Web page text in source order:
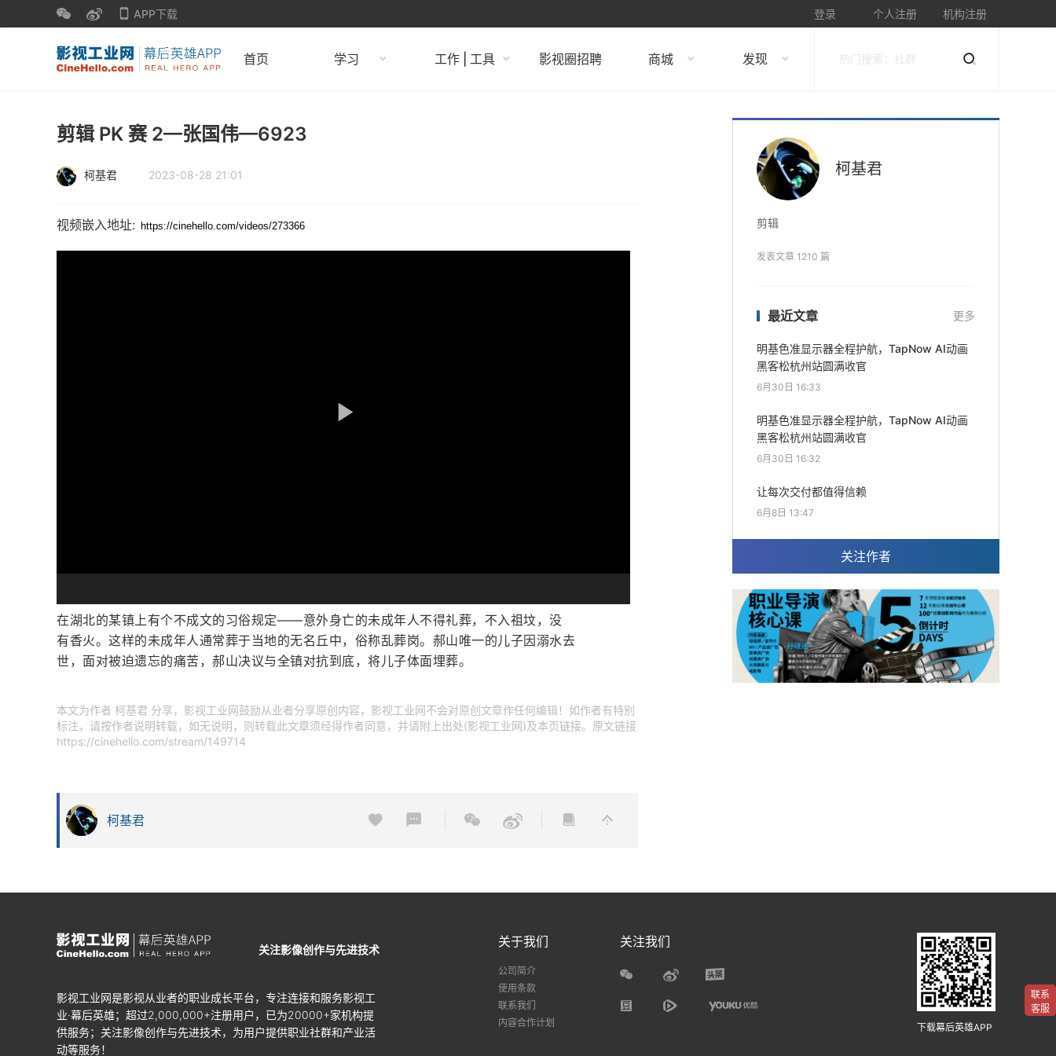
APP下载 登录 个人注册 机构注册
首页 学习 工作 | 工具 影视圈招聘 商城 发现
剪辑 PK 赛 2—张国伟—6923
柯基君 2023-08-28 21:01
视频嵌入地址:
在湖北的某镇上有个不成文的习俗规定——意外身亡的未成年人不得礼葬，不入祖坟，没
有香火。这样的未成年人通常葬于当地的无名丘中，俗称乱葬岗。郝山唯一的儿子因溺水去
世，面对被迫遗忘的痛苦，郝山决议与全镇对抗到底，将儿子体面埋葬。
本文为作者 柯基君 分享，影视工业网鼓励从业者分享原创内容，影视工业网不会对原创文章作任何编辑！如作者有特别
标注，请按作者说明转载，如无说明，则转载此文章须经得作者同意，并请附上出处(影视工业网)及本页链接。原文链接
https://cinehello.com/stream/149714
柯基君
柯基君
剪辑
发表文章 1210 篇
最近文章 更多
明基色准显示器全程护航，TapNow AI动画
黑客松杭州站圆满收官
6月30日 16:33
明基色准显示器全程护航，TapNow AI动画
黑客松杭州站圆满收官
6月30日 16:32
让每次交付都值得信赖
6月8日 13:47
关注作者
联系
客服
关注影像创作与先进技术
影视工业网是影视从业者的职业成长平台，专注连接和服务影视工
业·幕后英雄；超过2,000,000+注册用户，已为20000+家机构提
供服务；关注影像创作与先进技术，为用户提供职业社群和产业活
动等服务！
关于我们
公司简介
使用条款
联系我们
内容合作计划
关注我们
下载幕后英雄APP